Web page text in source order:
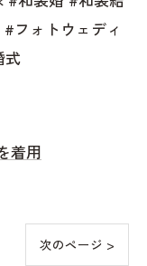
フォトウェディ
着用
次のページ >